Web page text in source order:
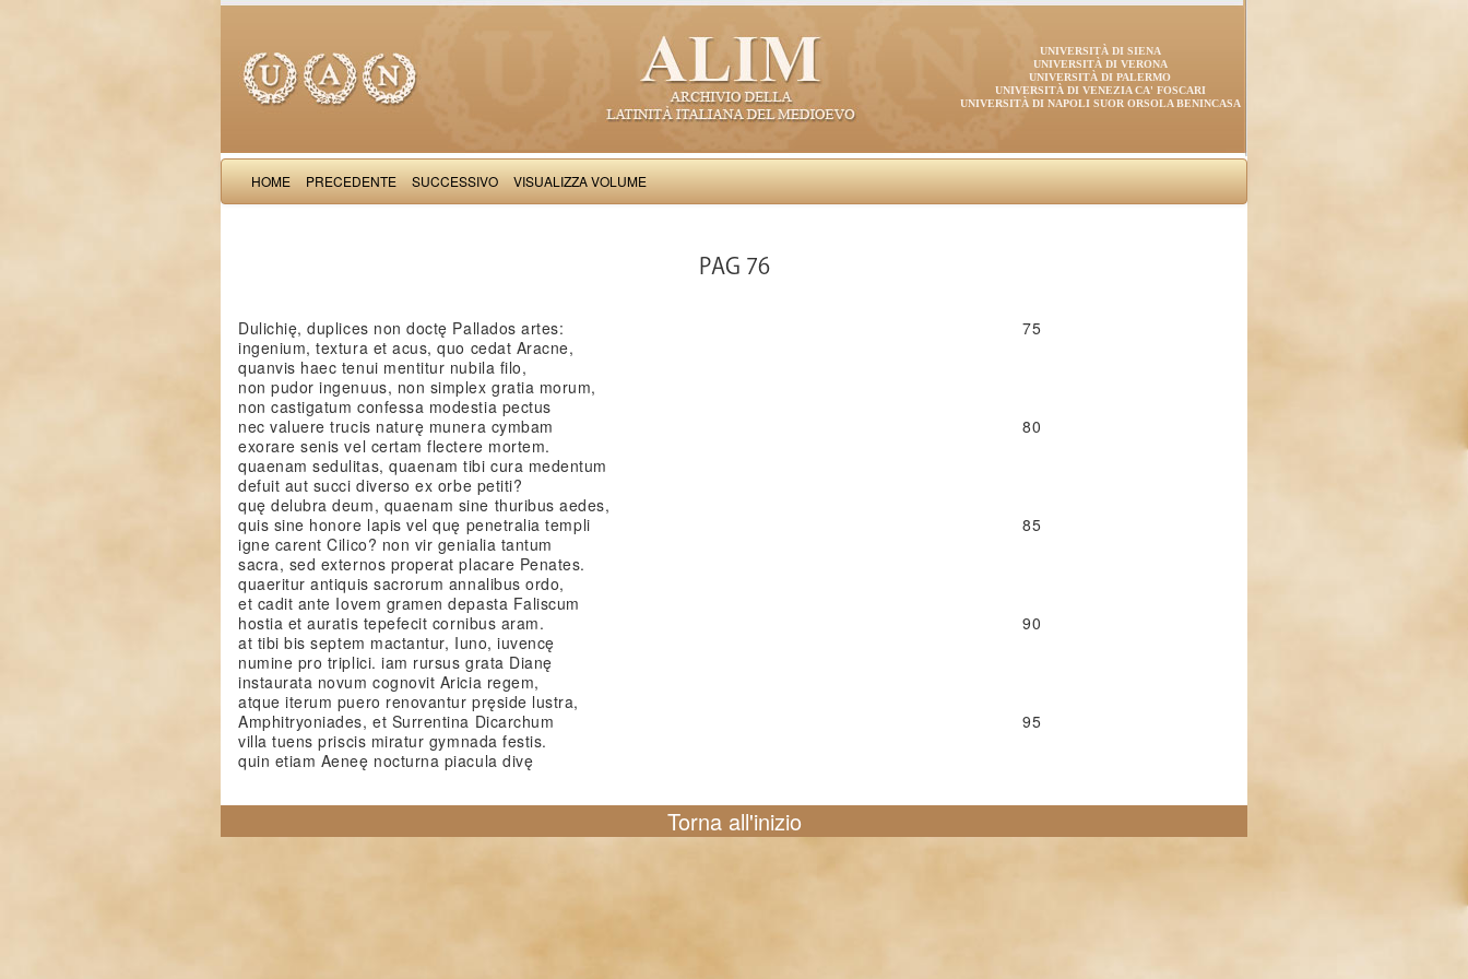
UNIVERSITÀ DI SIENA
UNIVERSITÀ DI VERONA
UNIVERSITÀ DI PALERMO
UNIVERSITÀ DI VENEZIA CA' FOSCARI
UNIVERSITÀ DI NAPOLI SUOR ORSOLA BENINCASA
HOME PRECEDENTE SUCCESSIVO VISUALIZZA VOLUME
PAG 76
Dulichię, duplices non doctę Pallados artes:
ingenium, textura et acus, quo cedat Aracne,
quanvis haec tenui mentitur nubila filo,
non pudor ingenuus, non simplex gratia morum,
non castigatum confessa modestia pectus
nec valuere trucis naturę munera cymbam
exorare senis vel certam flectere mortem.
quaenam sedulitas, quaenam tibi cura medentum
defuit aut succi diverso ex orbe petiti?
quę delubra deum, quaenam sine thuribus aedes,
quis sine honore lapis vel quę penetralia templi
igne carent Cilico? non vir genialia tantum
sacra, sed externos properat placare Penates.
quaeritur antiquis sacrorum annalibus ordo,
et cadit ante Iovem gramen depasta Faliscum
hostia et auratis tepefecit cornibus aram.
at tibi bis septem mactantur, Iuno, iuvencę
numine pro triplici. iam rursus grata Dianę
instaurata novum cognovit Aricia regem,
atque iterum puero renovantur pręside lustra,
Amphitryoniades, et Surrentina Dicarchum
villa tuens priscis miratur gymnada festis.
quin etiam Aeneę nocturna piacula divę
75
80
85
90
95
Torna all'inizio